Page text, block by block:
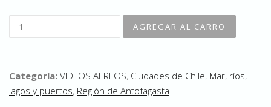
Categoría: VIDEOS AEREOS, Ciudades de Chile, Mar, ríos,
lagos y puertos, Región de Antofagasta